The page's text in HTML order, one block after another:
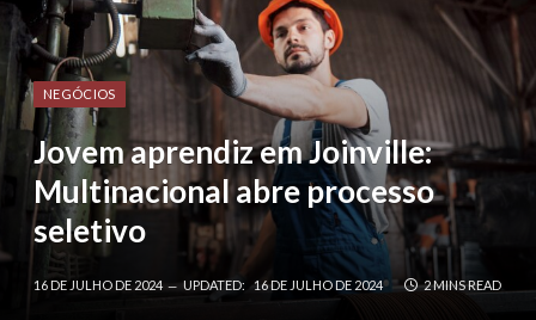
NEGÓCIOS
Jovem aprendiz em Joinville:
Multinacional abre processo
seletivo
16 DE JULHO DE 2024 UPDATED: 16 DE JULHO DE 2024 2 MINS READ